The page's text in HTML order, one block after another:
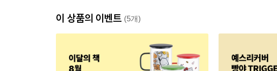
이 상품의 이벤트 (5개)